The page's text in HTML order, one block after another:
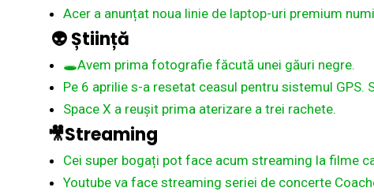
Acer a anunțat noua linie de laptop-uri premium
👽 Știință
🕳️️️️️Avem prima fotografie făcută unei găuri negre.
Pe 6 aprilie s-a resetat ceasul pentru sistemul
Space X a reușit prima aterizare a trei rachete.
🎥Streaming
Cei super bogați pot face acum streaming la filme
Youtube va face streaming seriei de concerte